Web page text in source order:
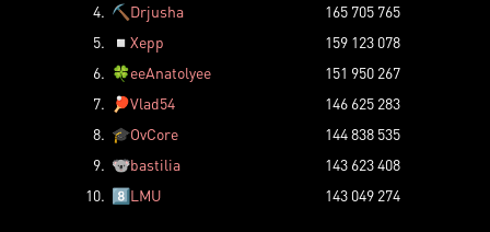
4. ⛏️ Drjusha
165 705 765
5.
◽ Xepp
159 123 078
6. 🍀eeAnatolyee
151 950 267
7.
🏓Vlad54
146 625 283
8. 🎓OvCore
144 838 535
9. 🐨bastilia
143 623 408
10. 8️⃣LMU 143 049 274